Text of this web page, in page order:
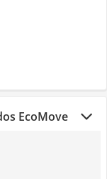
EcoMove